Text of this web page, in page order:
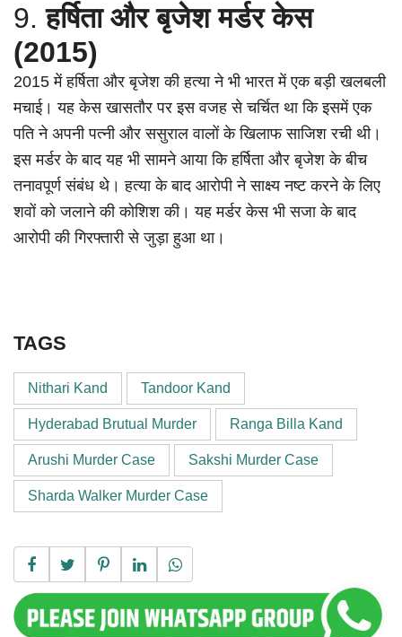
9.हर्षिता और बृजेश मर्डर केस
(2015)
2015 में हर्षिता और बृजेश की हत्या ने भी भारत में एक बड़ी खलबली
मचाई। यह केस खासतौर पर इस वजह से चर्चित था कि इसमें एक
पति ने अपनी पत्नी और ससुराल वालों के खिलाफ साजिश रची थी।
इस मर्डर के बाद यह भी सामने आया कि हर्षिता और बृजेश के बीच
तनावपूर्ण संबंध थे। हत्या के बाद आरोपी ने साक्ष्य नष्ट करने के लिए
शवों को जलाने की कोशिश की। यह मर्डर केस भी सजा के बाद
आरोपी की गिरफ्तारी से जुड़ा हुआ था।
TAGS
Nithari Kand Tandoor Kand
Hyderabad Brutual Murder Ranga Billa Kand
Arushi Murder Case Sakshi Murder Case
Sharda Walker Murder Case